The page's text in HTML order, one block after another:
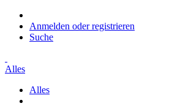
Anmelden oder registrieren
Suche
Alles
Alles